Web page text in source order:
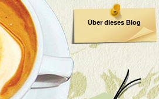
Über dieses Blog